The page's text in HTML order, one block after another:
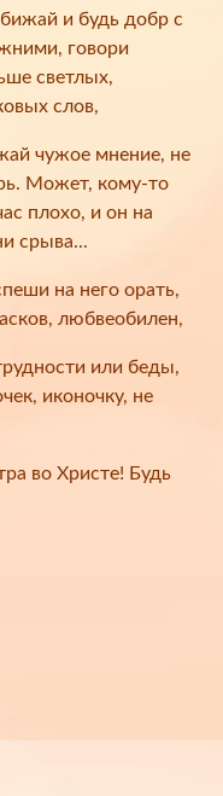
и будь добр с
говори
светлых,
слов,
чужое мнение, не
Может, кому-то
плохо, и он на
срыва...
на него орать,
любвеобилен,
или беды,
иконочку, не
во Христе! Будь